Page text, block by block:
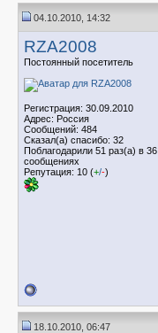
04.10.2010, 14:32
RZA2008
Постоянный посетитель
Регистрация: 30.09.2010
Адрес: Россия
Сообщений: 484
Сказал(а) спасибо: 32
Поблагодарили 51 раз(а) в 36
сообщениях
Репутация: 10 (+/-)
18.10.2010, 06:47